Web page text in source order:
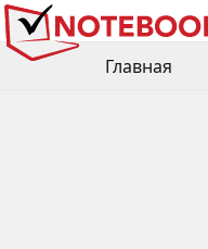
Главная